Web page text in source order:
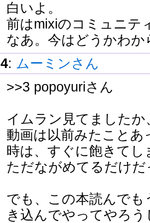
白いよ。
前はmixiのコミュニテ
なあ。今はどうかわか
4: ムーミンさん
>>3 popoyuriさん
イムラン見てましたか
動画は以前みたこと
時は、すぐに飽きてし
ただながめてるだけ
でも、この本読んでも
き込んでやってやろ